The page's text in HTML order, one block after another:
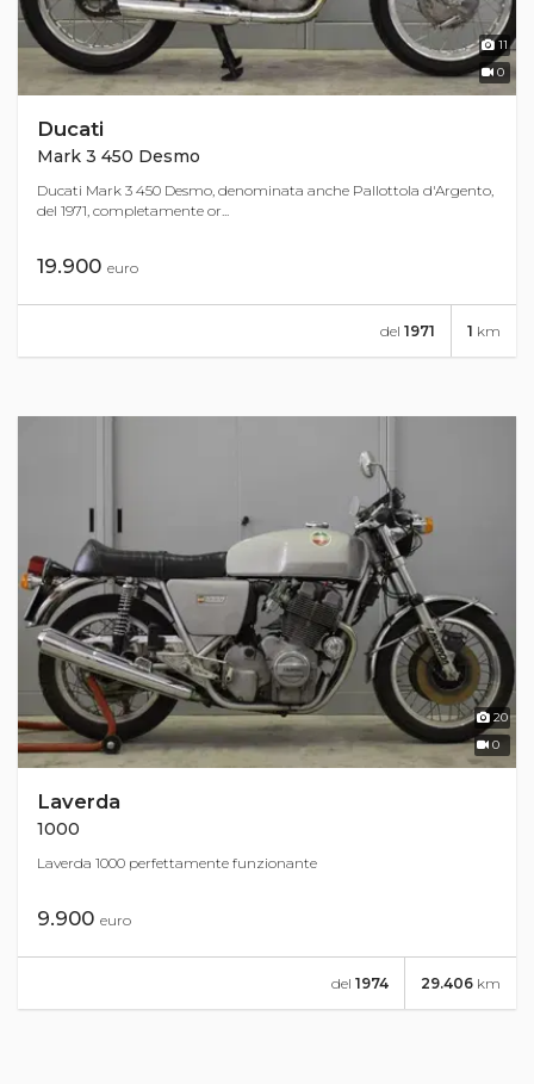
11
0
Ducati
Mark 3 450 Desmo
Ducati Mark 3 450 Desmo, denominata anche Pallottola d'Argento,
del 1971, completamente or...
19.900 euro
1 km
del 1971
20
0
Laverda
1000
Laverda 1000 perfettamente funzionante
9.900 euro
29.406 km
del 1974